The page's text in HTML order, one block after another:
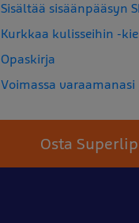
Sisältää sisäänpääsyn
Kurkkaa kulisseihin -
Opaskirja
Voimassa
Osta